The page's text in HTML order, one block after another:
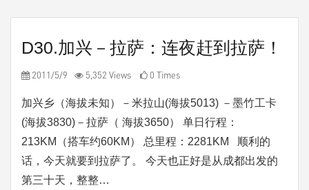
D30.加兴－拉萨：连夜赶到拉萨！
2011/5/9 5,352 Views 0 Times
加兴乡（海拔未知）－米拉山(海拔5013) －墨竹工卡
(海拔3830)－拉萨（ 海拔3650） 单日行程：
213KM（搭车约60KM） 总里程：2281KM 顺利的
话，今天就要到拉萨了。 今天也正好是从成都出发的
第三十天，整整…